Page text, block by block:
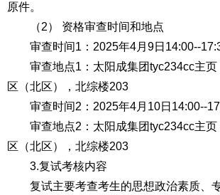
原件。
（2） 资格审查时间和地点
审查时间1：2025年4月9日14:00--
审查地点1：太阳成集团tyc234cc主
区（北区），北综楼203
审查时间2：2025年4月10日14:00--
审查地点2：太阳成集团tyc234cc主
区（北区），北综楼203
3.复试考核内容
复试主要考查考生的思想政治素质、